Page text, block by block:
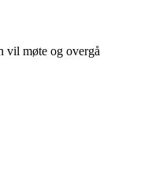
vil møte og overgå